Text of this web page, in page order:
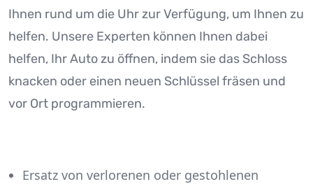
Ihnen rund um die Uhr zur Verfügung, um Ihnen zu
helfen. Unsere Experten können Ihnen dabei
helfen, Ihr Auto zu öffnen, indem sie das Schloss
knacken oder einen neuen Schlüssel fräsen und
vor Ort programmieren.
Ersatz von verlorenen oder gestohlenen